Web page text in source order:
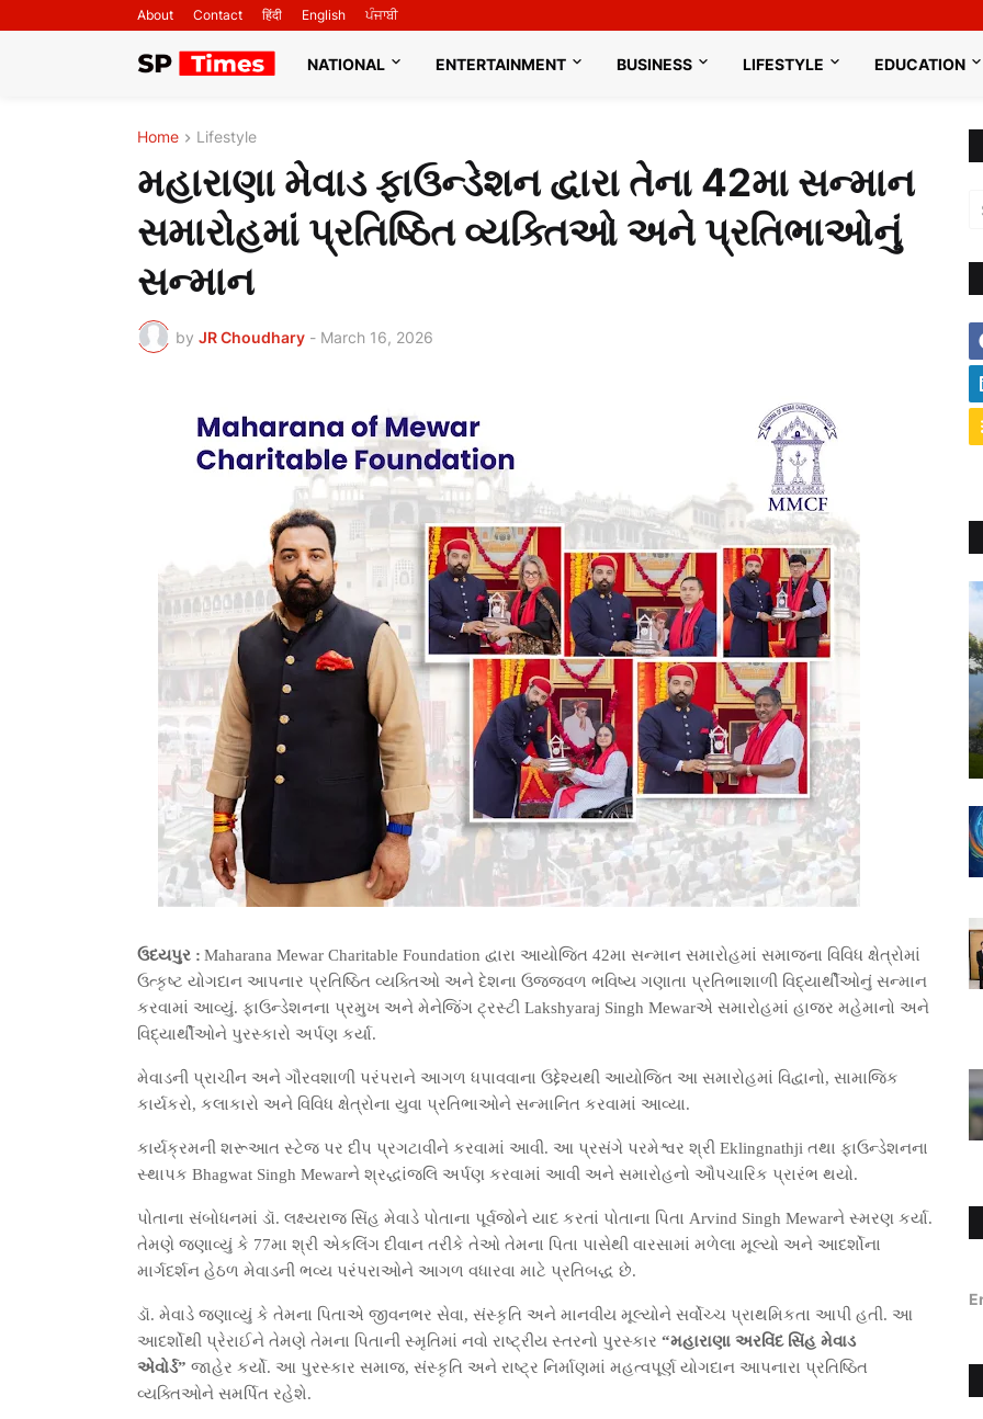
About Contact हिंदी English ਪੰਜਾਬੀ
NATIONAL ENTERTAINMENT BUSINESS LIFESTYLE EDUCATION
Home Lifestyle
મહારાણા મેવાડ ફાઉન્ડેશન દ્વારા તેના 42મા સન્માન
સમારોહમાં પ્રતિષ્ઠિત વ્યક્તિઓ અને પ્રતિભાઓનું
સન્માન
by JR Choudhary - March 16, 2026
ઉદયપુર : Maharana Mewar Charitable Foundation દ્વારા આયોજિત 42મા સન્માન સમારોહમાં સમાજના વિવિધ ક્ષેત્રોમાં
ઉત્કૃષ્ટ યોગદાન આપનાર પ્રતિષ્ઠિત વ્યક્તિઓ અને દેશના ઉજ્જવળ ભવિષ્ય ગણાતા પ્રતિભાશાળી વિદ્યાર્થીઓનું સન્માન
કરવામાં આવ્યું. ફાઉન્ડેશનના પ્રમુખ અને મેનેજિંગ ટ્રસ્ટી Lakshyaraj Singh Mewarએ સમારોહમાં હાજર મહેમાનો અને
વિદ્યાર્થીઓને પુરસ્કારો અર્પણ કર્યા.
મેવાડની પ્રાચીન અને ગૌરવશાળી પરંપરાને આગળ ધપાવવાના ઉદ્દેશ્યથી આયોજિત આ સમારોહમાં વિદ્વાનો, સામાજિક
કાર્યકરો, કલાકારો અને વિવિધ ક્ષેત્રોના યુવા પ્રતિભાઓને સન્માનિત કરવામાં આવ્યા.
કાર્યક્રમની શરૂઆત સ્ટેજ પર દીપ પ્રગટાવીને કરવામાં આવી. આ પ્રસંગે પરમેશ્વર શ્રી Eklingnathji તથા ફાઉન્ડેશનના
સ્થાપક Bhagwat Singh Mewarને શ્રદ્ધાંજલિ અર્પણ કરવામાં આવી અને સમારોહનો ઔપચારિક પ્રારંભ થયો.
પોતાના સંબોધનમાં ડૉ. લક્ષ્યરાજ સિંહ મેવાડે પોતાના પૂર્વજોને યાદ કરતાં પોતાના પિતા Arvind Singh Mewarને સ્મરણ કર્યા.
તેમણે જણાવ્યું કે 77મા શ્રી એકલિંગ દીવાન તરીકે તેઓ તેમના પિતા પાસેથી વારસામાં મળેલા મૂલ્યો અને આદર્શોના
માર્ગદર્શન હેઠળ મેવાડની ભવ્ય પરંપરાઓને આગળ વધારવા માટે પ્રતિબદ્ધ છે.
ડૉ. મેવાડે જણાવ્યું કે તેમના પિતાએ જીવનભર સેવા, સંસ્કૃતિ અને માનવીય મૂલ્યોને સર્વોચ્ચ પ્રાથમિકતા આપી હતી. આ
આદર્શોથી પ્રેરાઈને તેમણે તેમના પિતાની સ્મૃતિમાં નવો રાષ્ટ્રીય સ્તરનો પુરસ્કાર “મહારાણા અરવિંદ સિંહ મેવાડ
એવોર્ડ” જાહેર કર્યો. આ પુરસ્કાર સમાજ, સંસ્કૃતિ અને રાષ્ટ્ર નિર્માણમાં મહત્વપૂર્ણ યોગદાન આપનારા પ્રતિષ્ઠિત
વ્યક્તિઓને સમર્પિત રહેશે.